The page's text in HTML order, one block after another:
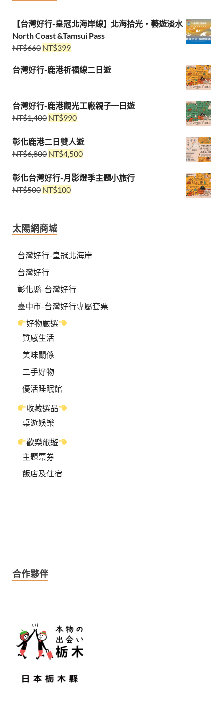
【台灣好行-皇冠北海岸線】北海拾光・藝遊淡水
North Coast &Tamsui Pass
NT$660 NT$399
台灣好行-鹿港祈福線二日遊
台灣好行-鹿港觀光工廠親子一日遊
NT$1,400 NT$990
彰化鹿港二日雙人遊
NT$6,800 NT$4,500
彰化台灣好行-月影燈季主題小旅行
NT$500 NT$100
太陽網商城
台灣好行-皇冠北海岸
台灣好行
彰化縣-台灣好行
臺中市-台灣好行專屬套票
好物嚴選
質感生活
美味關係
二手好物
優活睡眠館
收藏選品
桌遊娛樂
歡樂旅遊
主題票券
飯店及住宿
合作夥伴